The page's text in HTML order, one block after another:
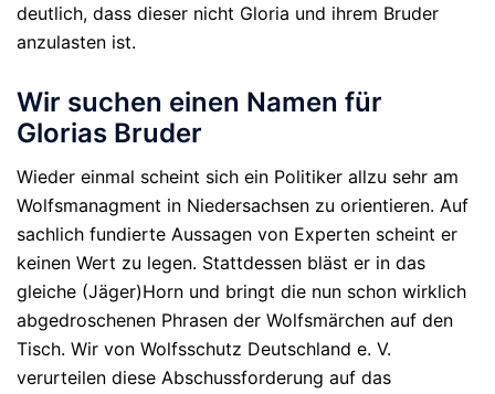
deutlich, dass dieser nicht Gloria und ihrem Bruder
anzulasten ist.
Wir suchen einen Namen für
Glorias Bruder
Wieder einmal scheint sich ein Politiker allzu sehr am
Wolfsmanagment in Niedersachsen zu orientieren. Auf
sachlich fundierte Aussagen von Experten scheint er
keinen Wert zu legen. Stattdessen bläst er in das
gleiche (Jäger)Horn und bringt die nun schon wirklich
abgedroschenen Phrasen der Wolfsmärchen auf den
Tisch. Wir von Wolfsschutz Deutschland e. V.
verurteilen diese Abschussforderung auf das